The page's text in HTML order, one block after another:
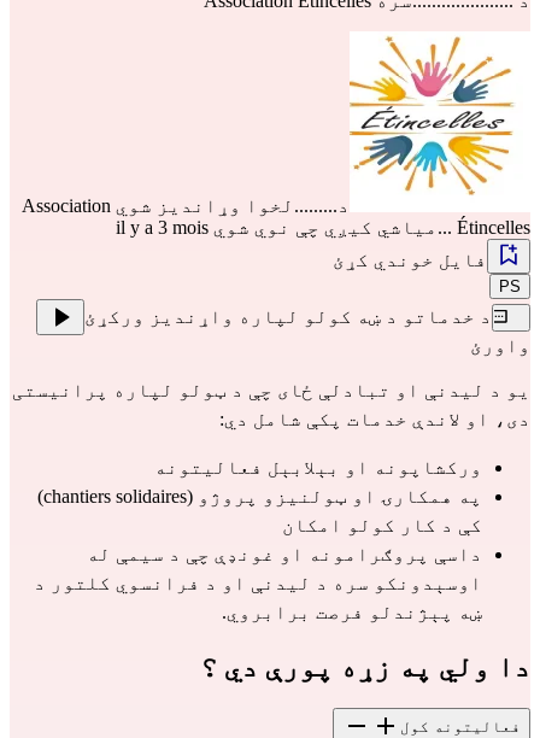
د.........لخوا وړاندیز شوي Association
Étincelles ...میاشي کیږي چې نوي شوي il y a 3 mois
فایل خوندي کړئ
PS
د خدماتو د ښه کولو لپاره واړندیز ورکړئ
واورئ
دی، او لاندې خدمات پکې شامل دي:
ورکشاپونه او بېلابېل فعالیتونه
کې د کار کولو امکان
ښه پېژندلو فرصت برابروي.
دا ولي په زړه پورې دي ؟
فعالیتونه کول